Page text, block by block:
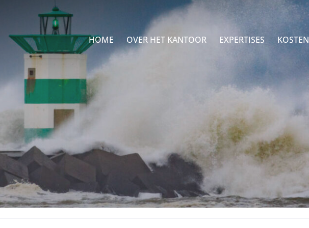
HOME OVER HET KANTOOR EXPERTISES KOSTEN